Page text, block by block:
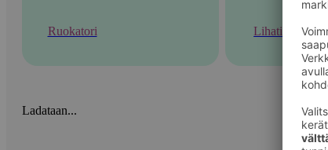
Ruokatori Lihatiski
Ladataan...